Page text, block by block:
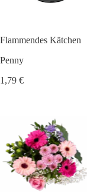
Flammendes Kätchen
Penny
1,79 €